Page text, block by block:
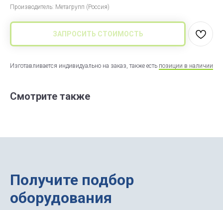
Производитель: Метагрупп (Россия)
ЗАПРОСИТЬ СТОИМОСТЬ
Изготавливается индивидуально на заказ, также есть позиции в наличии
Смотрите также
Получите подбор
оборудования